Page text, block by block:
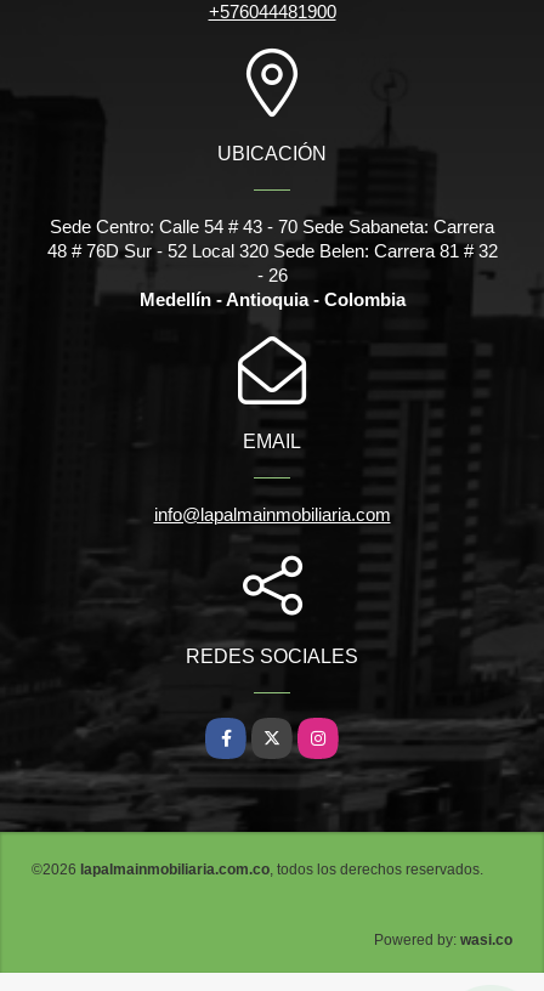
+576044481900
UBICACIÓN
Sede Centro: Calle 54 # 43 - 70 Sede Sabaneta: Carrera
48 # 76D Sur - 52 Local 320 Sede Belen: Carrera 81 # 32
- 26
Medellín - Antioquia - Colombia
EMAIL
info@lapalmainmobiliaria.com
REDES SOCIALES
Facebook
X Instagram
©2026 lapalmainmobiliaria.com.co, todos los derechos reservados.
Powered by: wasi.co